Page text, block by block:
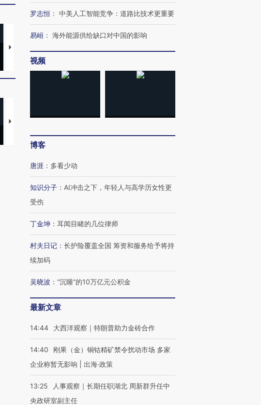
视线｜HYROX的吸金
术：是什么让中产们甘
心“花钱找虐”？
【推广】走进第四届链博
罗志恒 ： 中美人工智能竞争：道路比技术更重要
易峘 ： 海外能源供给缺口对中国的影响
视频
博客
唐涯 ： 多看少动
知识分子 ： AI冲击之下，年轻人与高学历女性更
受伤
丁金坤 ： 耳闻目睹的几位律师
村夫日记 ： 长护险覆盖全国 筹资和服务给予将持
续加码
吴晓波 ： “沉睡”的10万亿元公积金
最新文章
14:44 大西洋观察｜特朗普助力金砖合作
14:40
刚果（金）铜钴精矿禁令扰动市场 多家
企业称暂无影响 | 出海·政策
13:25
人事观察｜长期任职湖北 周新群升任中
央政研室副主任